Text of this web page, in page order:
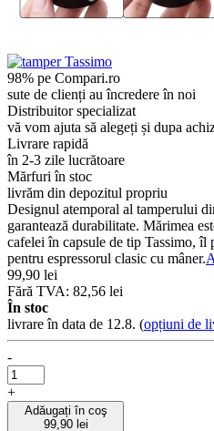
98% pe Compari.ro
sute de clienți au încredere în noi
Distribuitor specializat
vă vom ajuta să alegeți și dupa
Livrare rapidă
în 2-3 zile lucrătoare
Mărfuri în stoc
livrăm din depozitul propriu
Designul atemporal al tamperului
garantează durabilitate. Mărimea
cafelei în capsule de tip Tassimo, îl
pentru espressorul clasic cu mâner.
99,90 lei
Fără TVA: 82,56 lei
În stoc
livrare în data de 12.8. (opțiuni de
-
+
Adăugați în coş
99,90 lei